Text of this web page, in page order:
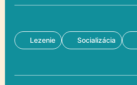
Lezenie Socializácia